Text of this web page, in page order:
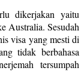
dikerjakan yaitu
Australia. Sesudah
visa yang mesti di
tidak berbahasa
tersumpah